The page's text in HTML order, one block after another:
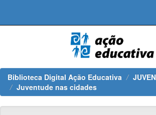
Biblioteca Digital Ação Educativa
Juventude nas cidades